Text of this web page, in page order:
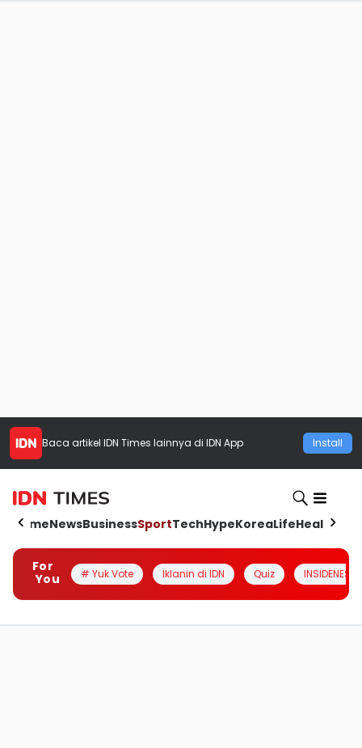
Baca artikel IDN Times lainnya di IDN App Install
HomeNewsBusinessSportTechHypeKoreaLifeHealth
For
You
# Yuk Vote Iklanin di IDN Quiz INSIDENESIA